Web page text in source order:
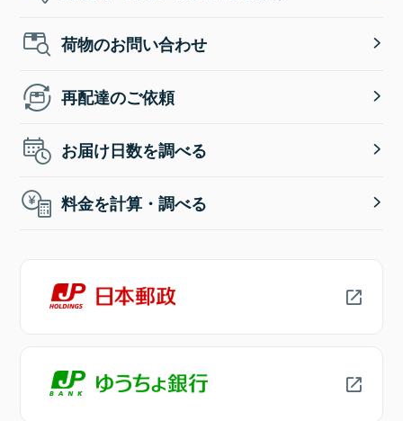
荷物のお問い合わせ
再配達のご依頼
お届け日数を調べる
料金を計算・調べる